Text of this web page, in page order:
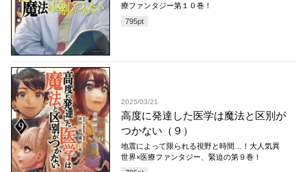
療ファンタジー第１０巻！
795pt
2025/03/21
高度に発達した医学は魔法と区別が
つかない（９）
地震によって限られる視野と時間…！大人気異
世界×医療ファンタジー、緊迫の第９巻！